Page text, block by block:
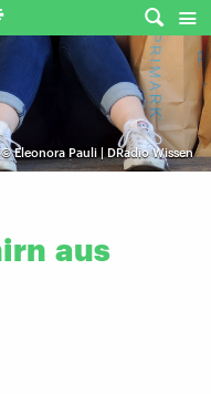
©Eleonora Pauli | DRadio Wissen
aus